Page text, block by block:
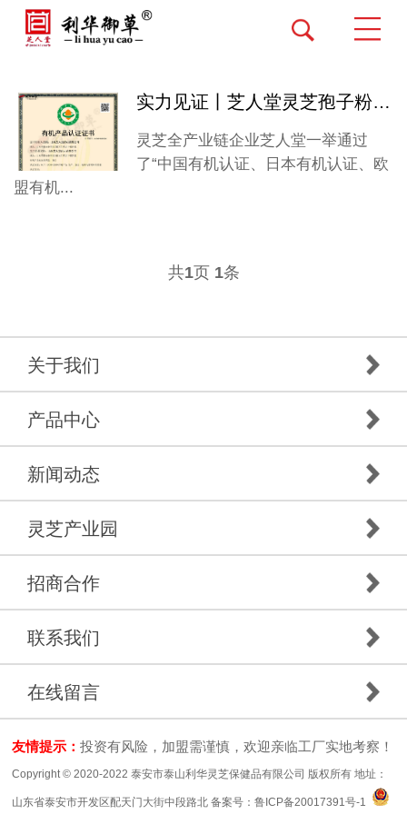
实力见证丨芝人堂灵芝孢子粉新增多个“有机身份证”
灵芝全产业链企业芝人堂一举通过
了“中国有机认证、日本有机认证、欧
盟有机...
共1页 1条
关于我们
产品中心
新闻动态
灵芝产业园
招商合作
联系我们
在线留言
友情提示：投资有风险，加盟需谨慎，欢迎亲临工厂实地考察！
Copyright © 2020-2022 泰安市泰山利华灵芝保健品有限公司 版权所有 地址：
山东省泰安市开发区配天门大街中段路北 备案号：鲁ICP备20017391号-1